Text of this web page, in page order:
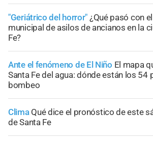
"Geriátrico del horror" ¿Qué pasó con
municipal de asilos de ancianos en la
Fe?
Ante el fenómeno de El Niño El mapa
Santa Fe del agua: dónde están los 54
bombeo
Clima Qué dice el pronóstico de este
de Santa Fe